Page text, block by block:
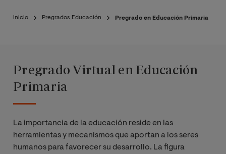
Inicio Pregrados Educación Pregrado en Educación Primaria
Pregrado Virtual en Educación
Primaria
La importancia de la educación reside en las
herramientas y mecanismos que aportan a los seres
humanos para favorecer su desarrollo. La figura